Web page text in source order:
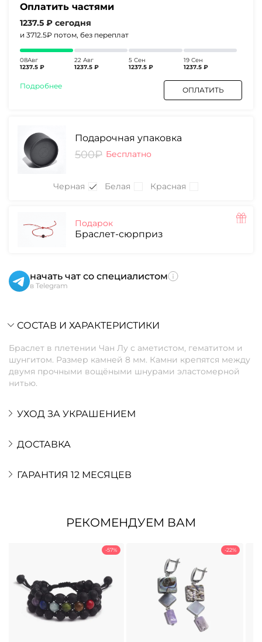
Оплатить частями
1237.5 ₽ сегодня
и 3712.5₽ потом, без переплат
08Авг
1237.5 ₽
22 Авг
1237.5 ₽
5 Сен
1237.5 ₽
19 Сен
1237.5 ₽
Подробнее ОПЛАТИТЬ
Подарочная упаковка
500₽ Бесплатно
Черная Белая Красная
Подарок
Браслет-сюрприз
начать чат со специалистом
в Telegram
СОСТАВ И ХАРАКТЕРИСТИКИ
Браслет в плетении Чан Лу с аметистом, гематитом и
шунгитом. Размер камней 8 мм. Камни крепятся между
двумя прочными вощёными шнурами эластомерной
нитью.
УХОД ЗА УКРАШЕНИЕМ
ДОСТАВКА
ГАРАНТИЯ 12 МЕСЯЦЕВ
РЕКОМЕНДУЕМ ВАМ
-57% -22%